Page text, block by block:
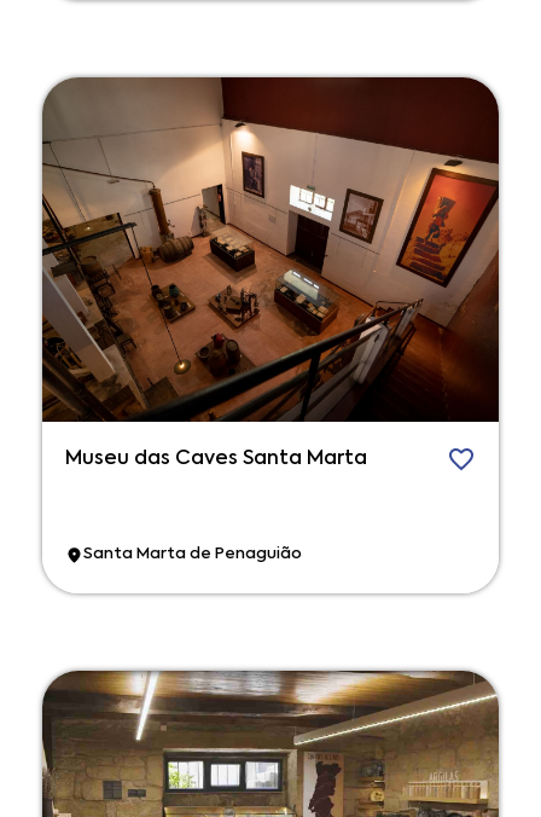
Museu das Caves Santa Marta
Santa Marta de Penaguião